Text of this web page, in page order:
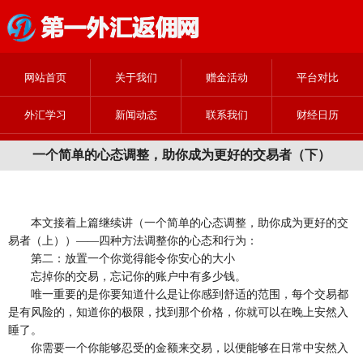
网站首页 关于我们 赠金活动 平台对比
外汇学习 新闻动态 联系我们 财经日历
一个简单的心态调整，助你成为更好的交易者（下）
本文接着上篇继续讲（一个简单的心态调整，助你成为更好的交
易者（上））——四种方法调整你的心态和行为：
第二：放置一个你觉得能令你安心的大小
忘掉你的交易，忘记你的账户中有多少钱。
唯一重要的是你要知道什么是让你感到舒适的范围，每个交易都
是有风险的，知道你的极限，找到那个价格，你就可以在晚上安然入
睡了。
你需要一个你能够忍受的金额来交易，以便能够在日常中安然入